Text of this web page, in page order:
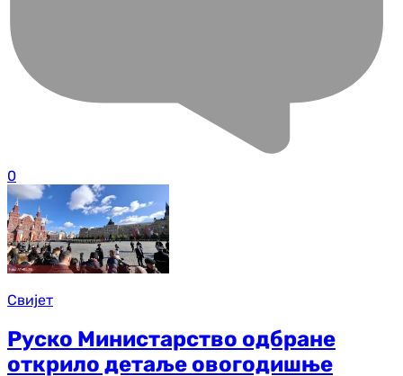
0
Свијет
Руско Министарство одбране
открило детаље овогодишње